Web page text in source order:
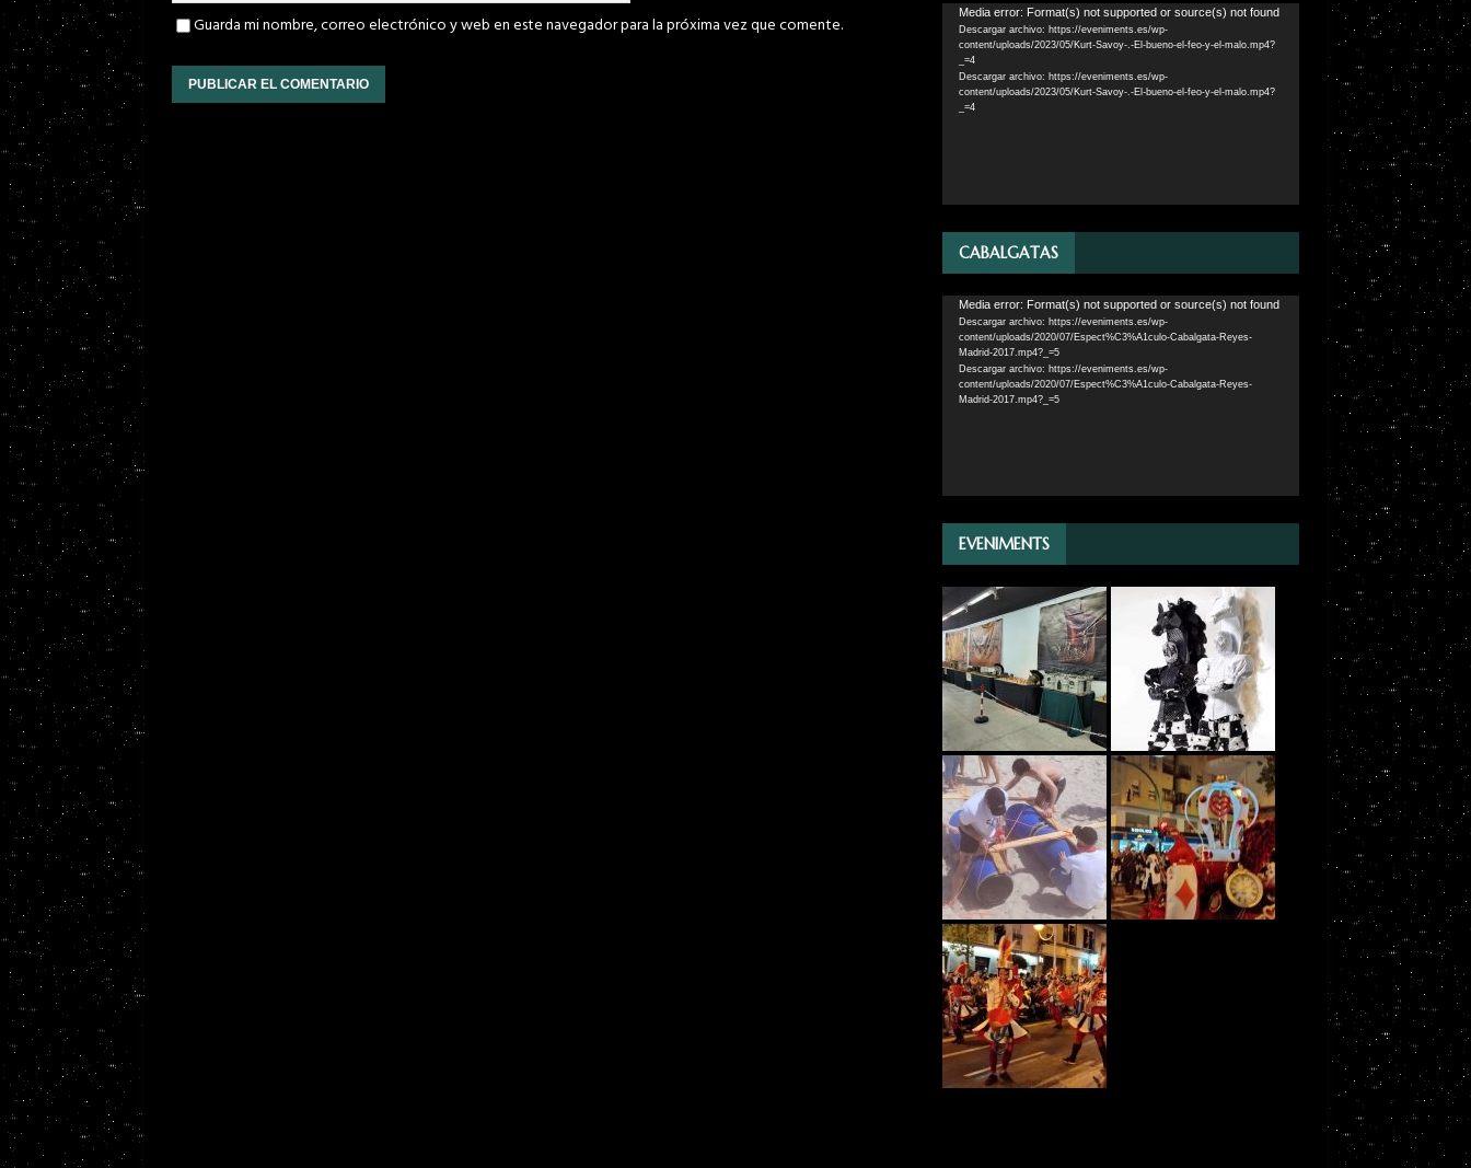
Guarda mi nombre, correo electrónico y web en este navegador para la próxima vez que comente.
Reproductor
vídeo
Media error: Format(s) not supported or source(s) not found
Descargar archivo: https://eveniments.es/wp-
content/uploads/2023/05/Kurt-Savoy-.-El-bueno-el-feo-y-el-malo.mp4?
_=4
Descargar archivo: https://eveniments.es/wp-
content/uploads/2023/05/Kurt-Savoy-.-El-bueno-el-feo-y-el-malo.mp4?
_=4
CABALGATAS
Reproductor
vídeo
Media error: Format(s) not supported or source(s) not found
Descargar archivo: https://eveniments.es/wp-
content/uploads/2020/07/Espect%C3%A1culo-Cabalgata-Reyes-
Madrid-2017.mp4?_=5
Descargar archivo: https://eveniments.es/wp-
content/uploads/2020/07/Espect%C3%A1culo-Cabalgata-Reyes-
Madrid-2017.mp4?_=5
EVENIMENTS